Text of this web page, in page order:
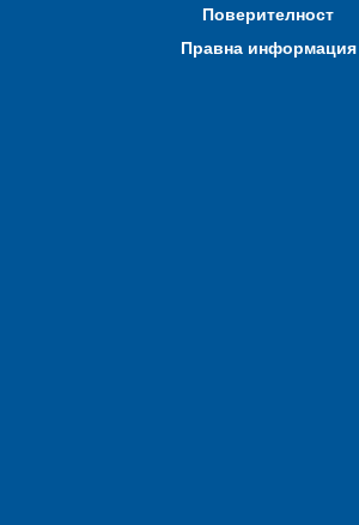
Поверителност
Правна информация